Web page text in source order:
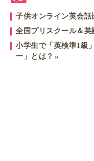
子供オンライン英会話
全国プリスクール＆英
小学生で「英検準1級
ー」とは？